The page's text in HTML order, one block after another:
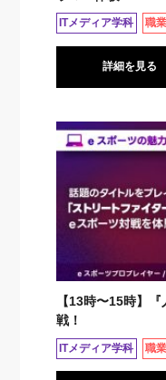
ITメディア学科 職
詳細を見る
【13時〜15時】
戦！
ITメディア学科 職